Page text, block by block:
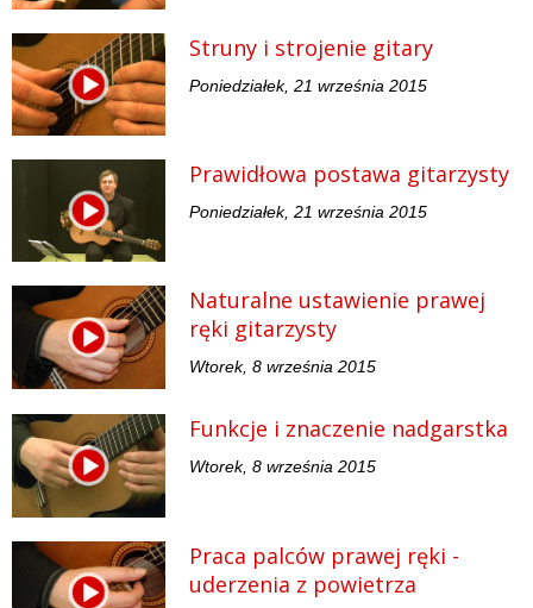
Struny i strojenie gitary
Poniedziałek, 21 września 2015
Prawidłowa postawa gitarzysty
Poniedziałek, 21 września 2015
Naturalne ustawienie prawej
ręki gitarzysty
Wtorek, 8 września 2015
Funkcje i znaczenie nadgarstka
Wtorek, 8 września 2015
Praca palców prawej ręki -
uderzenia z powietrza